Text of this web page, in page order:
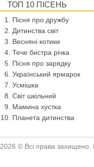
ТОП 10 ПІСЕНЬ
Пісня про дружбу
Дитинства світ
Весняні котики
Тече бистра річка
Пісня про зарядку
Український ярмарок
Усмішка
Світ шкільний
Мамина хустка
Планета дитинства
2026 © Всі права захищено.